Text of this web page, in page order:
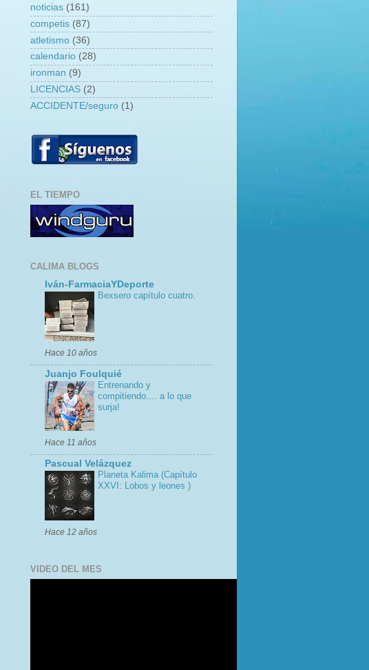
noticias (161)
competis (87)
atletismo (36)
calendario (28)
ironman (9)
LICENCIAS (2)
ACCIDENTE/seguro (1)
EL TIEMPO
CALIMA BLOGS
Iván-FarmaciaYDeporte
Bexsero capítulo cuatro.
Hace 10 años
Juanjo Foulquié
Entrenando y
compitiendo.... a lo que
surja!
Hace 11 años
Pascual Velázquez
Planeta Kalima (Capítulo
XXVI: Lobos y leones )
Hace 12 años
VIDEO DEL MES